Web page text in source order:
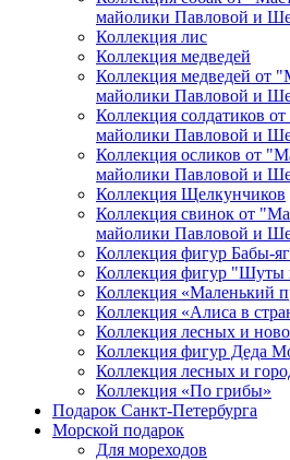
майолики Павловой и
Коллекция лис
Коллекция медведей
Коллекция медведей от
майолики Павловой и
Коллекция солдатиков
майолики Павловой и
Коллекция осликов от
майолики Павловой и
Коллекция Щелкунчиков
Коллекция свинок от
майолики Павловой и
Коллекция фигур Бабы-
Коллекция фигур "Шуты
Коллекция «Маленький
Коллекция «Алиса в
Коллекция лесных и
Коллекция фигур Деда
Коллекция лесных и
Коллекция «По грибы»
Подарок Санкт-Петербурга
Морской подарок
Для мореходов